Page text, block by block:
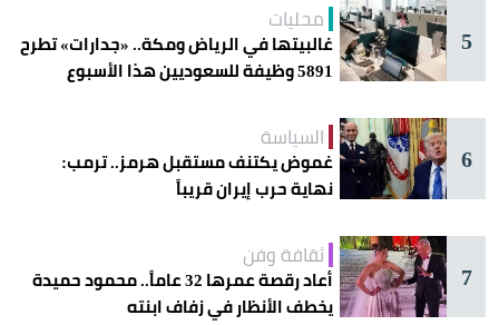
5
محليات
غالبيتها في الرياض ومكة.. «جدارات» تطرح
5891 وظيفة للسعوديين هذا الأسبوع
6
السياسة
غموض يكتنف مستقبل هرمز.. ترمب:
نهاية حرب إيران قريباً
7
ثقافة وفن
أعاد رقصة عمرها 32 عاماً.. محمود حميدة
يخطف الأنظار في زفاف ابنته